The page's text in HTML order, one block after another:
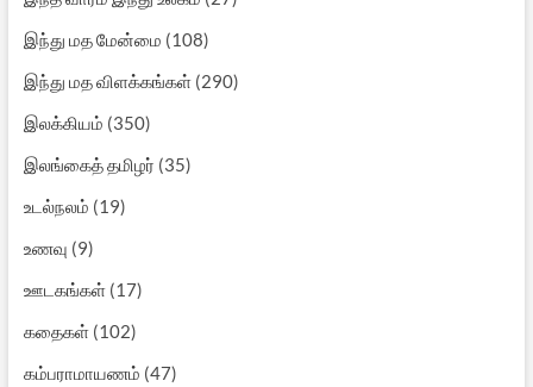
இந்து மத மேன்மை (108)
இந்து மத விளக்கங்கள்(290)
இலக்கியம் (350)
இலங்கைத் தமிழர் (35)
உடல்நலம் (19)
உணவு (9)
ஊடகங்கள்(17)
கதைகள்(102)
கம்பராமாயணம் (47)